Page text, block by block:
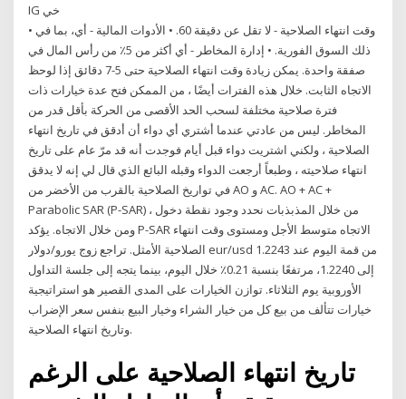
IG خي
• وقت انتهاء الصلاحية - لا تقل عن دقيقة 60. • الأدوات المالية - أي، بما في
ذلك السوق الفورية. • إدارة المخاطر - أي أكثر من 5٪ من رأس المال في
صفقة واحدة. يمكن زيادة وقت انتهاء الصلاحية حتى 5-7 دقائق إذا لوحظ
الاتجاه الثابت. خلال هذه الفترات أيضًا ، من الممكن فتح عدة خيارات ذات
فترة صلاحية مختلفة لسحب الحد الأقصى من الحركة بأقل قدر من
المخاطر. ليس من عادتي عندما أشتري أي دواء أن أدقق في تاريخ انتهاء
الصلاحية ، ولكني اشتريت دواء قبل أيام فوجدت أنه قد مرّ عام على تاريخ
انتهاء صلاحيته ، وطبعاً أرجعت الدواء وقبله البائع الذي قال لي إنه لا يدقق
في تواريخ الصلاحية بالقرب من الأخضر من AO و AC. AO + AC +
Parabolic SAR (P-SAR) من خلال المذبذبات نحدد وجود نقطة دخول ،
ومن خلال الاتجاه. يؤكد P-SAR الاتجاه متوسط الأجل ومستوى وقت انتهاء
الصلاحية الأمثل. تراجع زوج يورو/دولار eur/usd من قمة اليوم عند 1.2243
إلى 1.2240، مرتفعًا بنسبة 0.21٪ خلال اليوم، بينما يتجه إلى جلسة التداول
الأوروبية يوم الثلاثاء. توازن الخيارات على المدى القصير هو استراتيجية
خيارات تتألف من بيع كل من خيار الشراء وخيار البيع بنفس سعر الإضراب
وتاريخ انتهاء الصلاحية.
تاريخ انتهاء الصلاحية على الرغم